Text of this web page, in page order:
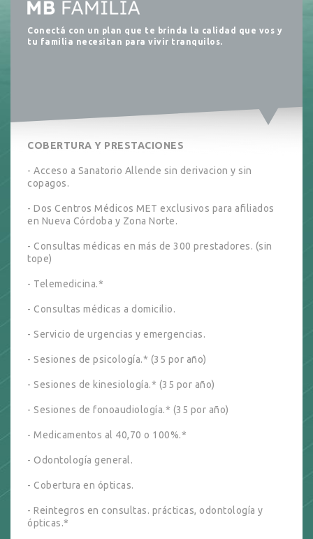
Conectá con un plan que te brinda la calidad que vos y
tu familia necesitan para vivir tranquilos.
COBERTURA Y PRESTACIONES
- Acceso a Sanatorio Allende sin derivacion y sin
copagos.
- Dos Centros Médicos MET exclusivos para afiliados
en Nueva Córdoba y Zona Norte.
- Consultas médicas en más de 300 prestadores. (sin
tope)
- Telemedicina.*
- Consultas médicas a domicilio.
- Servicio de urgencias y emergencias.
- Sesiones de psicología.* (35 por año)
- Sesiones de kinesiología.* (35 por año)
- Sesiones de fonoaudiología.* (35 por año)
- Medicamentos al 40,70 o 100%.*
- Odontología general.
- Cobertura en ópticas.
- Reintegros en consultas. prácticas, odontología y
ópticas.*